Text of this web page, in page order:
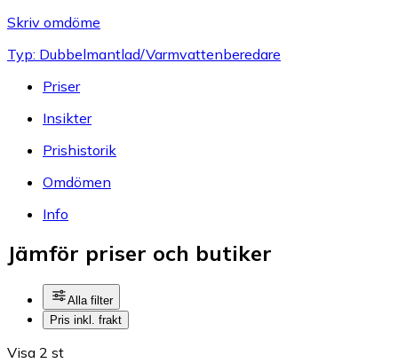
Skriv omdöme
Typ: Dubbelmantlad/Varmvattenberedare
Priser
Insikter
Prishistorik
Omdömen
Info
Jämför priser och butiker
Alla filter
Pris inkl. frakt
Visa 2 st